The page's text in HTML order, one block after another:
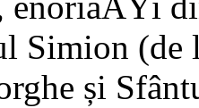
Simion
și